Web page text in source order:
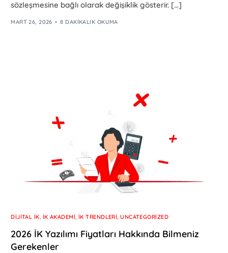
sözleşmesine bağlı olarak değişiklik gösterir. […]
MART 26, 2026 8 DAKIKALIK OKUMA
DIJITAL İK İK AKADEMI ,İK TRENDLERI ,UNCATEGORIZED
2026 İK Yazılımı Fiyatları Hakkında Bilmeniz
Gerekenler